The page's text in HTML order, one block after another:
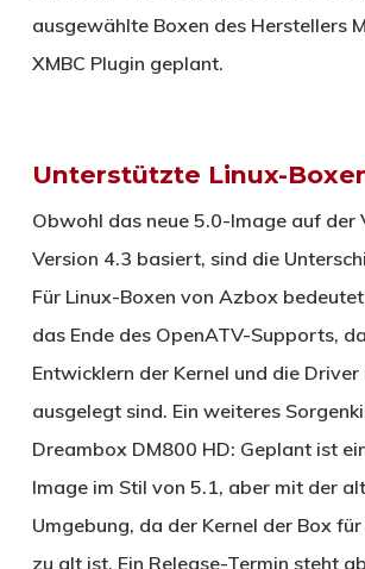
ausgewählte Boxen des Herstellers
XMBC Plugin geplant.
Unterstützte Linux-
Obwohl das neue 5.0-Image auf der
Version 4.3 basiert, sind die
Für Linux-Boxen von Azbox
das Ende des OpenATV-Supports,
Entwicklern der Kernel und die
ausgelegt sind. Ein weiteres
Dreambox DM800 HD: Geplant ist
Image im Stil von 5.1, aber mit der
Umgebung, da der Kernel der Box
zu alt ist. Ein Release-Termin steht